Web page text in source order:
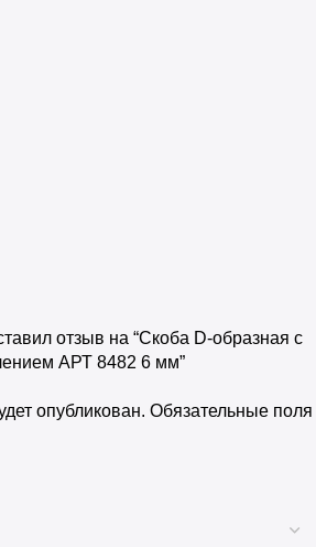
отзыв на “Скоба D-образная с
АРТ 8482 6 мм”
опубликован. Обязательные поля